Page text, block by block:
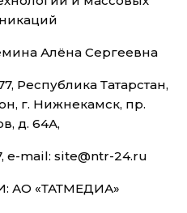
Алёна Сергеевна
Республика Татарстан,
г. Нижнекамск, пр.
д. 64А,
e-mail: site@ntr-24.ru
АО «ТАТМЕДИА»